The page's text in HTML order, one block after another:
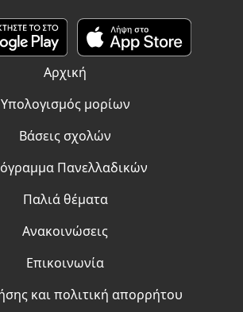
Αρχική
Υπολογισμός μορίων
Βάσεις σχολών
Πανελλαδικών
Παλιά θέματα
Ανακοινώσεις
Επικοινωνία
και πολιτική απορρήτου